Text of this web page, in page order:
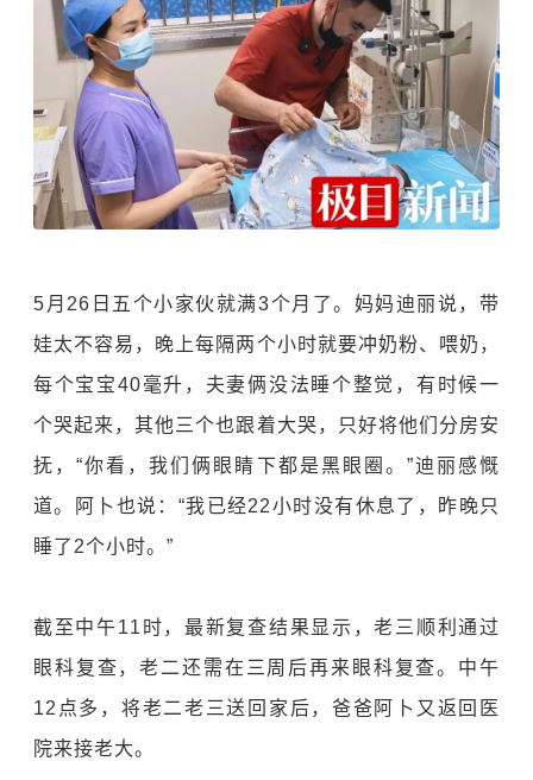
5月26日五个小家伙就满3个月了。妈妈迪丽说，带
娃太不容易，晚上每隔两个小时就要冲奶粉、喂奶，
每个宝宝40毫升，夫妻俩没法睡个整觉，有时候一
个哭起来，其他三个也跟着大哭，只好将他们分房安
抚，“你看，我们俩眼睛下都是黑眼圈。”迪丽感慨
道。阿卜也说：“我已经22小时没有休息了，昨晚只
睡了2个小时。”
截至中午11时，最新复查结果显示，老三顺利通过
眼科复查，老二还需在三周后再来眼科复查。中午
12点多，将老二老三送回家后，爸爸阿卜又返回医
院来接老大。